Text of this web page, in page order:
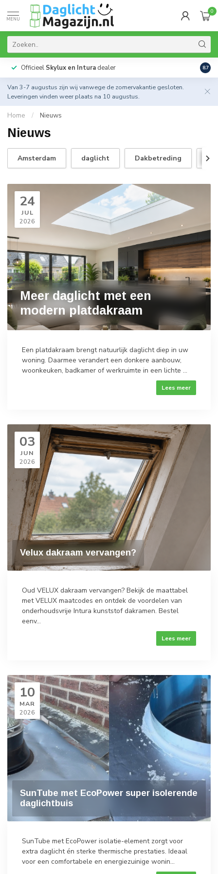
MENU
0
Officieel Skylux en Intura dealer 8.7
Van 3-7 augustus zijn wij vanwege de zomervakantie gesloten.
Leveringen vinden weer plaats na 10 augustus.
Home / Nieuws
Nieuws
Amsterdam daglicht Dakbetreding
24
JUL
2026
Meer daglicht met een
modern platdakraam
Een platdakraam brengt natuurlijk daglicht diep in uw
woning. Daarmee verandert een donkere aanbouw,
woonkeuken, badkamer of werkruimte in een lichte ...
Lees meer
03
JUN
2026
Velux dakraam vervangen?
Oud VELUX dakraam vervangen? Bekijk de maattabel
met VELUX maatcodes en ontdek de voordelen van
onderhoudsvrije Intura kunststof dakramen. Bestel
eenv...
Lees meer
10
MAR
2026
SunTube met EcoPower super isolerende
daglichtbuis
SunTube met EcoPower isolatie-element zorgt voor
extra daglicht én sterke thermische prestaties. Ideaal
voor een comfortabele en energiezuinige wonin...